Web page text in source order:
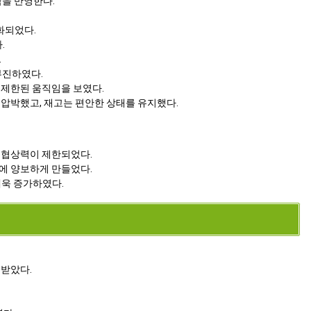
되었다.
하였다.
한된 움직임을 보였다.
박했고, 재고는 편안한 상태를 유지했다.
상력이 제한되었다.
양보하게 만들었다.
증가하였다.
았다.